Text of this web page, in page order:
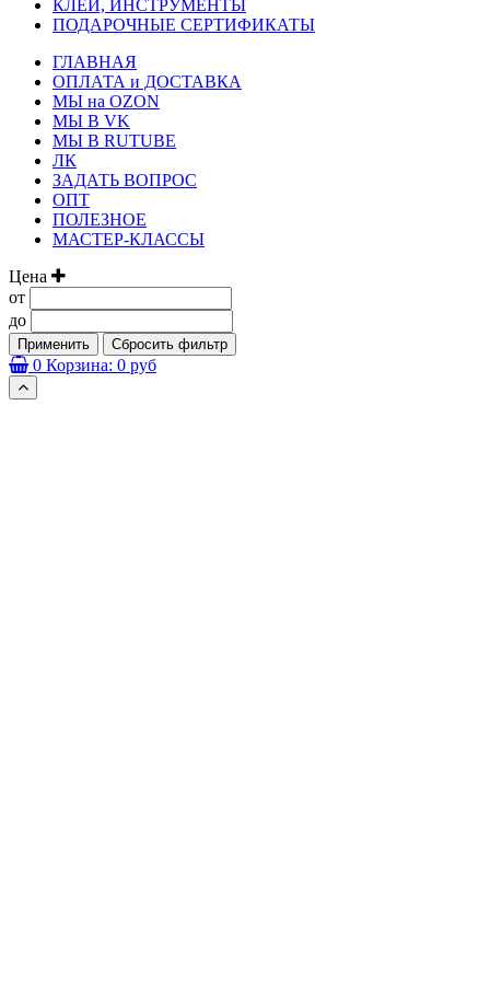
КЛЕЙ, ИНСТРУМЕНТЫ
ПОДАРОЧНЫЕ СЕРТИФИКАТЫ
ГЛАВНАЯ
ОПЛАТА и ДОСТАВКА
МЫ на OZON
МЫ В VK
МЫ В RUTUBE
ЛК
ЗАДАТЬ ВОПРОС
ОПТ
ПОЛЕЗНОЕ
МАСТЕР-КЛАССЫ
Цена
от
до
Применить Сбросить фильтр
0 Корзина: 0 руб